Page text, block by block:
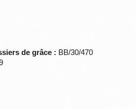
de grâce : BB/30/470